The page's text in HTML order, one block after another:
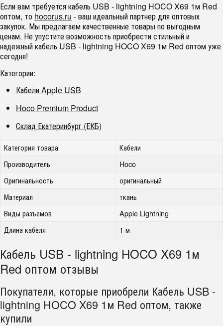
Если вам требуется кабель USB - lightning HOCO X69 1м Red
оптом, то hocorus.ru - ваш идеальный партнер для оптовых
закупок. Мы предлагаем качественные товары по выгодным
ценам. Не упустите возможность приобрести стильный и
надежный кабель USB - lightning HOCO X69 1м Red оптом уже
сегодня!
Категории:
Кабели Apple USB
Hoco Premium Product
Склад Екатеринбург (ЕКБ)
Категория товара
Кабели
Производитель
Hoco
Оригинальность
оригинальный
Материал
ткань
Виды разъемов
Apple Lightning
Длина кабеля
1 м
Кабель USB - lightning HOCO X69 1м
Red оптом отзывы
Покупатели, которые приобрели Кабель USB -
lightning HOCO X69 1м Red оптом, также
купили